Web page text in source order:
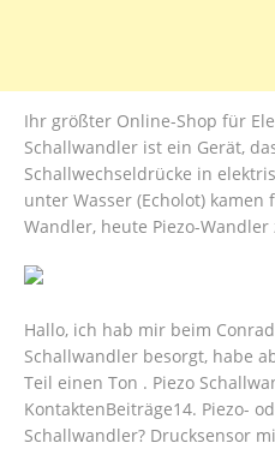
Ihr größter Online-Shop für
Schallwandler ist ein Gerät,
Schallwechseldrücke in
unter Wasser (Echolot)
Wandler, heute Piezo-Wandler
Hallo, ich hab mir beim
Schallwandler besorgt, habe
Teil einen Ton . Piezo
KontaktenBeiträge14. Piezo-
Schallwandler? Drucksensor